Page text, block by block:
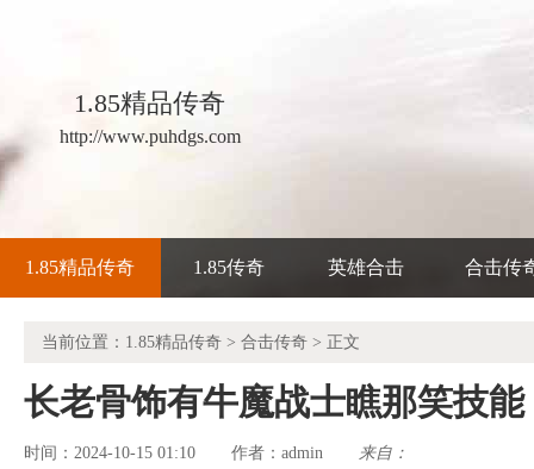
1.85精品传奇
http://www.puhdgs.com
1.85精品传奇 1.85传奇 英雄合击 合击传
当前位置： 1.85精品传奇 > 合击传奇 > 正文
长老骨饰有牛魔战士瞧那笑技能
时间：2024-10-15 01:10 作者： admin 来自：